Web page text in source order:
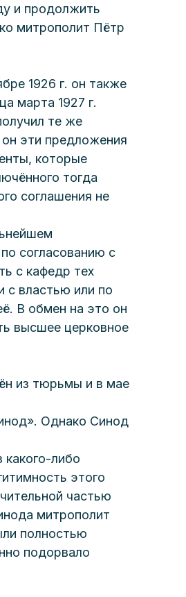
и продолжить
митрополит Пётр
1926 г. он также
марта 1927 г.
те же
эти предложения
которые
тогда
соглашения не
согласованию с
с кафедр тех
с властью или по
В обмен на это он
высшее церковное
из тюрьмы и в мае
Однако Синод
либо
этого
частью
митрополит
полностью
подорвало